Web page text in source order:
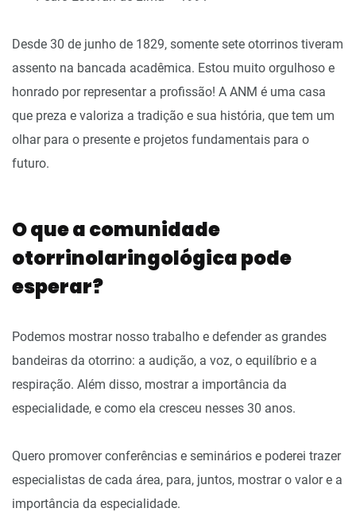
Desde 30 de junho de 1829, somente sete otorrinos tiveram
assento na bancada acadêmica. Estou muito orgulhoso e
honrado por representar a profissão! A ANM é uma casa
que preza e valoriza a tradição e sua história, que tem um
olhar para o presente e projetos fundamentais para o
futuro.
O que a comunidade
otorrinolaringológica pode
esperar?
Podemos mostrar nosso trabalho e defender as grandes
bandeiras da otorrino: a audição, a voz, o equilíbrio e a
respiração. Além disso, mostrar a importância da
especialidade, e como ela cresceu nesses 30 anos.
Quero promover conferências e seminários e poderei trazer
especialistas de cada área, para, juntos, mostrar o valor e a
importância da especialidade.